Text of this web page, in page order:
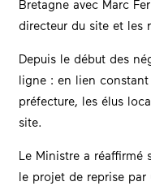
Bretagne avec Marc
directeur du site et les
Depuis le début des
ligne : en lien
préfecture, les élus
site.
Le Ministre a réaffirmé
le projet de reprise